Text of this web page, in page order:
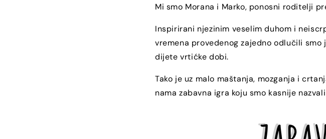
Mi smo Morana i Marko, ponosni roditelji
Inspirirani njezinim veselim duhom i
vremena provedenog zajedno odlučili
dijete vrtićke dobi.
Tako je uz malo maštanja, mozganja i
nama zabavna igra koju smo kasnije